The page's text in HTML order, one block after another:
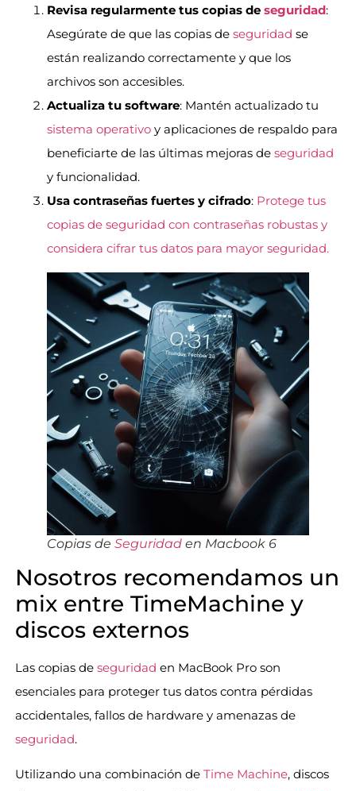
Revisa regularmente tus copias de seguridad:
Asegúrate de que las copias de seguridad se
están realizando correctamente y que los
archivos son accesibles.
Actualiza tu software: Mantén actualizado tu
sistema operativoy aplicaciones de respaldo para
beneficiarte de las últimas mejoras de seguridad
y funcionalidad.
Usa contraseñas fuertes y cifrado: Protege tus
copias de seguridad con contraseñas robustas y
considera cifrar tus datos para mayor seguridad.
Copias de Seguridaden Macbook 6
Nosotros recomendamos un
mix entre TimeMachine y
discos externos
Las copias de seguridad en MacBook Pro son
esenciales para proteger tus datos contra pérdidas
accidentales, fallos de hardware y amenazas de
seguridad.
Utilizando una combinación de Time Machine, discos